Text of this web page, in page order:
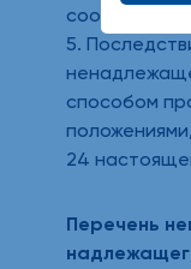
5.
способом
24
Перечень